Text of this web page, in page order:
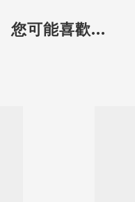
您可能喜歡...